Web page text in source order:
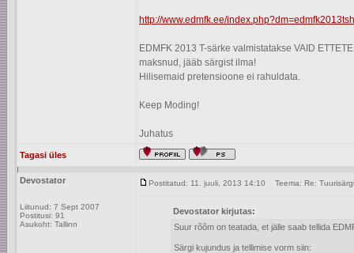
http://www.edmfk.ee/
EDMFK 2013 T-särke valmistatakse VAID
maksnud, jääb särgist ilma!
Hilisemaid pretensioone ei rahuldata.
Keep Moding!
Juhatus
Tagasi üles
Devostator
Liitunud: 7 Sept 2007
Postitusi: 91
Asukoht: Tallinn
Postitatud: 11. juuli, 2013 14:10 Teema: Re:
Devostator kirjutas:
Suur rõõm on teatada, et jälle saab tellida
Särgi kujundus ja tellimise vorm siin: